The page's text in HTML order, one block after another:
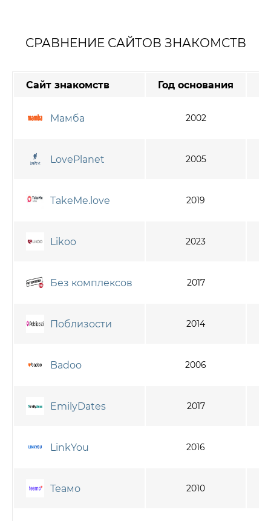
СРАВНЕНИЕ САЙТОВ ЗНАКОМСТВ
Сайт знакомств Год основания
Мамба 2002
LovePlanet 2005
TakeMe.love 2019
Likoo 2023
Без комплексов 2017
Поблизости 2014
Badoo 2006
EmilyDates 2017
LinkYou 2016
Теамо 2010